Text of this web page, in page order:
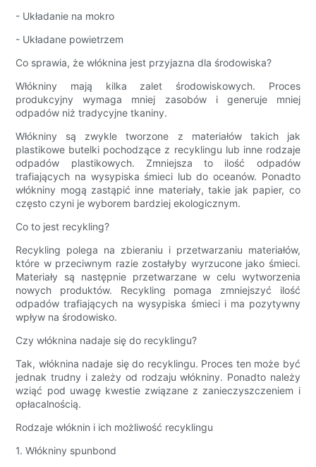
- Układanie na mokro
- Układane powietrzem
Co sprawia, że ​​włóknina jest przyjazna dla środowiska?
Włókniny mają kilka zalet środowiskowych. Proces
produkcyjny wymaga mniej zasobów i generuje mniej
odpadów niż tradycyjne tkaniny.
Włókniny są zwykle tworzone z materiałów takich jak
plastikowe butelki pochodzące z recyklingu lub inne rodzaje
odpadów plastikowych. Zmniejsza to ilość odpadów
trafiających na wysypiska śmieci lub do oceanów. Ponadto
włókniny mogą zastąpić inne materiały, takie jak papier, co
często czyni je wyborem bardziej ekologicznym.
Co to jest recykling?
Recykling polega na zbieraniu i przetwarzaniu materiałów,
które w przeciwnym razie zostałyby wyrzucone jako śmieci.
Materiały są następnie przetwarzane w celu wytworzenia
nowych produktów. Recykling pomaga zmniejszyć ilość
odpadów trafiających na wysypiska śmieci i ma pozytywny
wpływ na środowisko.
Czy włóknina nadaje się do recyklingu?
Tak, włóknina nadaje się do recyklingu. Proces ten może być
jednak trudny i zależy od rodzaju włókniny. Ponadto należy
wziąć pod uwagę kwestie związane z zanieczyszczeniem i
opłacalnością.
Rodzaje włóknin i ich możliwość recyklingu
1. Włókniny spunbond